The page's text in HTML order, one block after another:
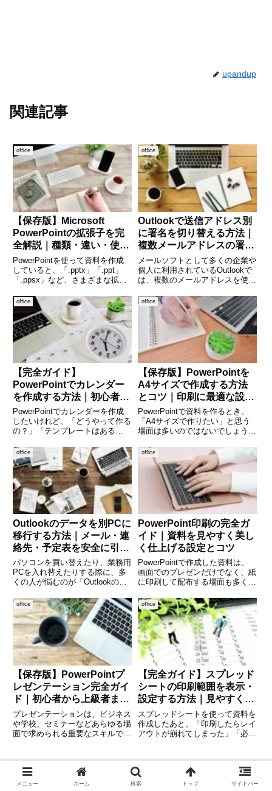
upandup
関連記事
office
【保存版】Microsoft
PowerPointの拡張子を完
全解説｜種類・違い・使い
分けまでわかる
PowerPointを使って資料を作成
していると、「.pptx」「.ppt」
「.ppsx」など、さまざまな拡張
かし、それぞれの違いや使い分け
を正しく理解している人は意外と
少ないのではないでしょうか。拡
張子の違い
office
Outlookで送信アドレス別
に署名を切り替える方法｜
複数メールアドレスの署名
設定をわかりやすく解説
メールソフトとして多くの企業や
個人に利用されているOutlookで
は、複数のメールアドレスを使い
しょうか。たとえば「会社用メー
ル」「サポート用メール」「個人
メール」など、用途ごとに送信ア
ドレスを切り替えているケ
office
【完全ガイド】
PowerPointでカレンダー
を作成する方法｜初心者か
ら応用まで徹底解説
PowerPointでカレンダーを作成
したいけれど、「どうやって作る
の？」「テンプレートはある
は、Microsoft PowerPointはプレ
ゼン資料だけでなく、オリジナル
のカレンダー作成にも非常に便利
なツール
office
【保存版】PowerPointを
A4サイズで作成する方法
とコツ｜印刷に最適な設定
とデザイン術
PowerPointで資料を作るとき、
「A4サイズで作りたい」と思う
場面は多いのではないでしょう
アル、社内報など、印刷を前提に
した資料ではA4サイズが基本に
なります。しかし、PowerPoint
は初期設定がスラ
office
Outlookのデータを別PCに
移行する方法｜メール・連
絡先・予定表を安全に引き
継ぐ手順
パソコンを買い替えたり、業務用
PCを入れ替えたりする際に、多
くの人が悩むのが「Outlookのデ
ルだけでなく、連絡先（アドレス
帳）、予定表、タスクなど、日常
業務に欠かせない情報を管理して
います。これらを正
office
PowerPoint印刷の完全ガ
イド｜資料を見やすく美し
く仕上げる設定とコツ
PowerPointで作成した資料は、
画面でのプレゼンだけでなく、紙
に印刷して配布する場面も多くあ
とすると「レイアウトが崩れる」
「余白がおかしい」「思った通り
に印刷できない」といった悩みを
感じる方も少なくありま
office
【保存版】PowerPointプ
レゼンテーション完全ガイ
ド｜初心者から上級者まで
成果を出す作り方
プレゼンテーションは、ビジネス
や学校、セミナーなどあらゆる場
面で求められる重要なスキルで
ツールであり、使いこなすことで
「伝わる資料」を簡単に作ること
ができます。
office
【完全ガイド】スプレッド
シートの印刷範囲を表示・
設定する方法｜見やすくき
れいに印刷するコツ
スプレッドシートを使って資料を
作成したあと、「印刷したらレイ
アウトが崩れてしまった」「必要
せんか。特に印刷範囲の設定や表
示方法を知らないと、余計なペー
ジが出力されたり、見切れてしま
メニュー ホーム 検索 トップ サイドバー